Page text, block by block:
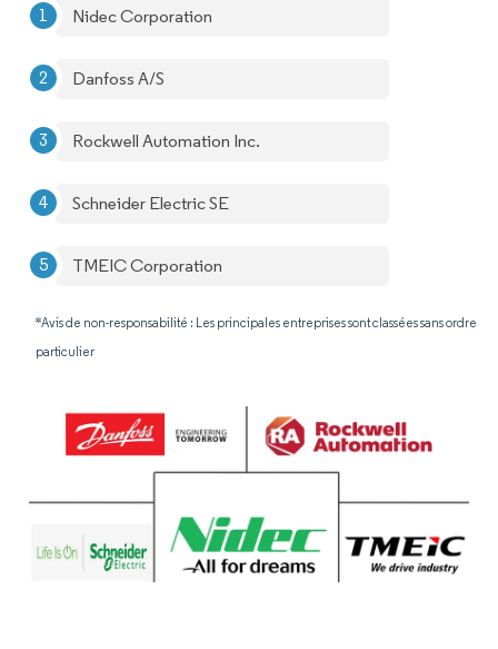
Nidec Corporation
Danfoss A/S
Rockwell Automation Inc.
Schneider Electric SE
TMEIC Corporation
*Avis de non-responsabilité : Les principales entreprises sont classées sans ordre
particulier